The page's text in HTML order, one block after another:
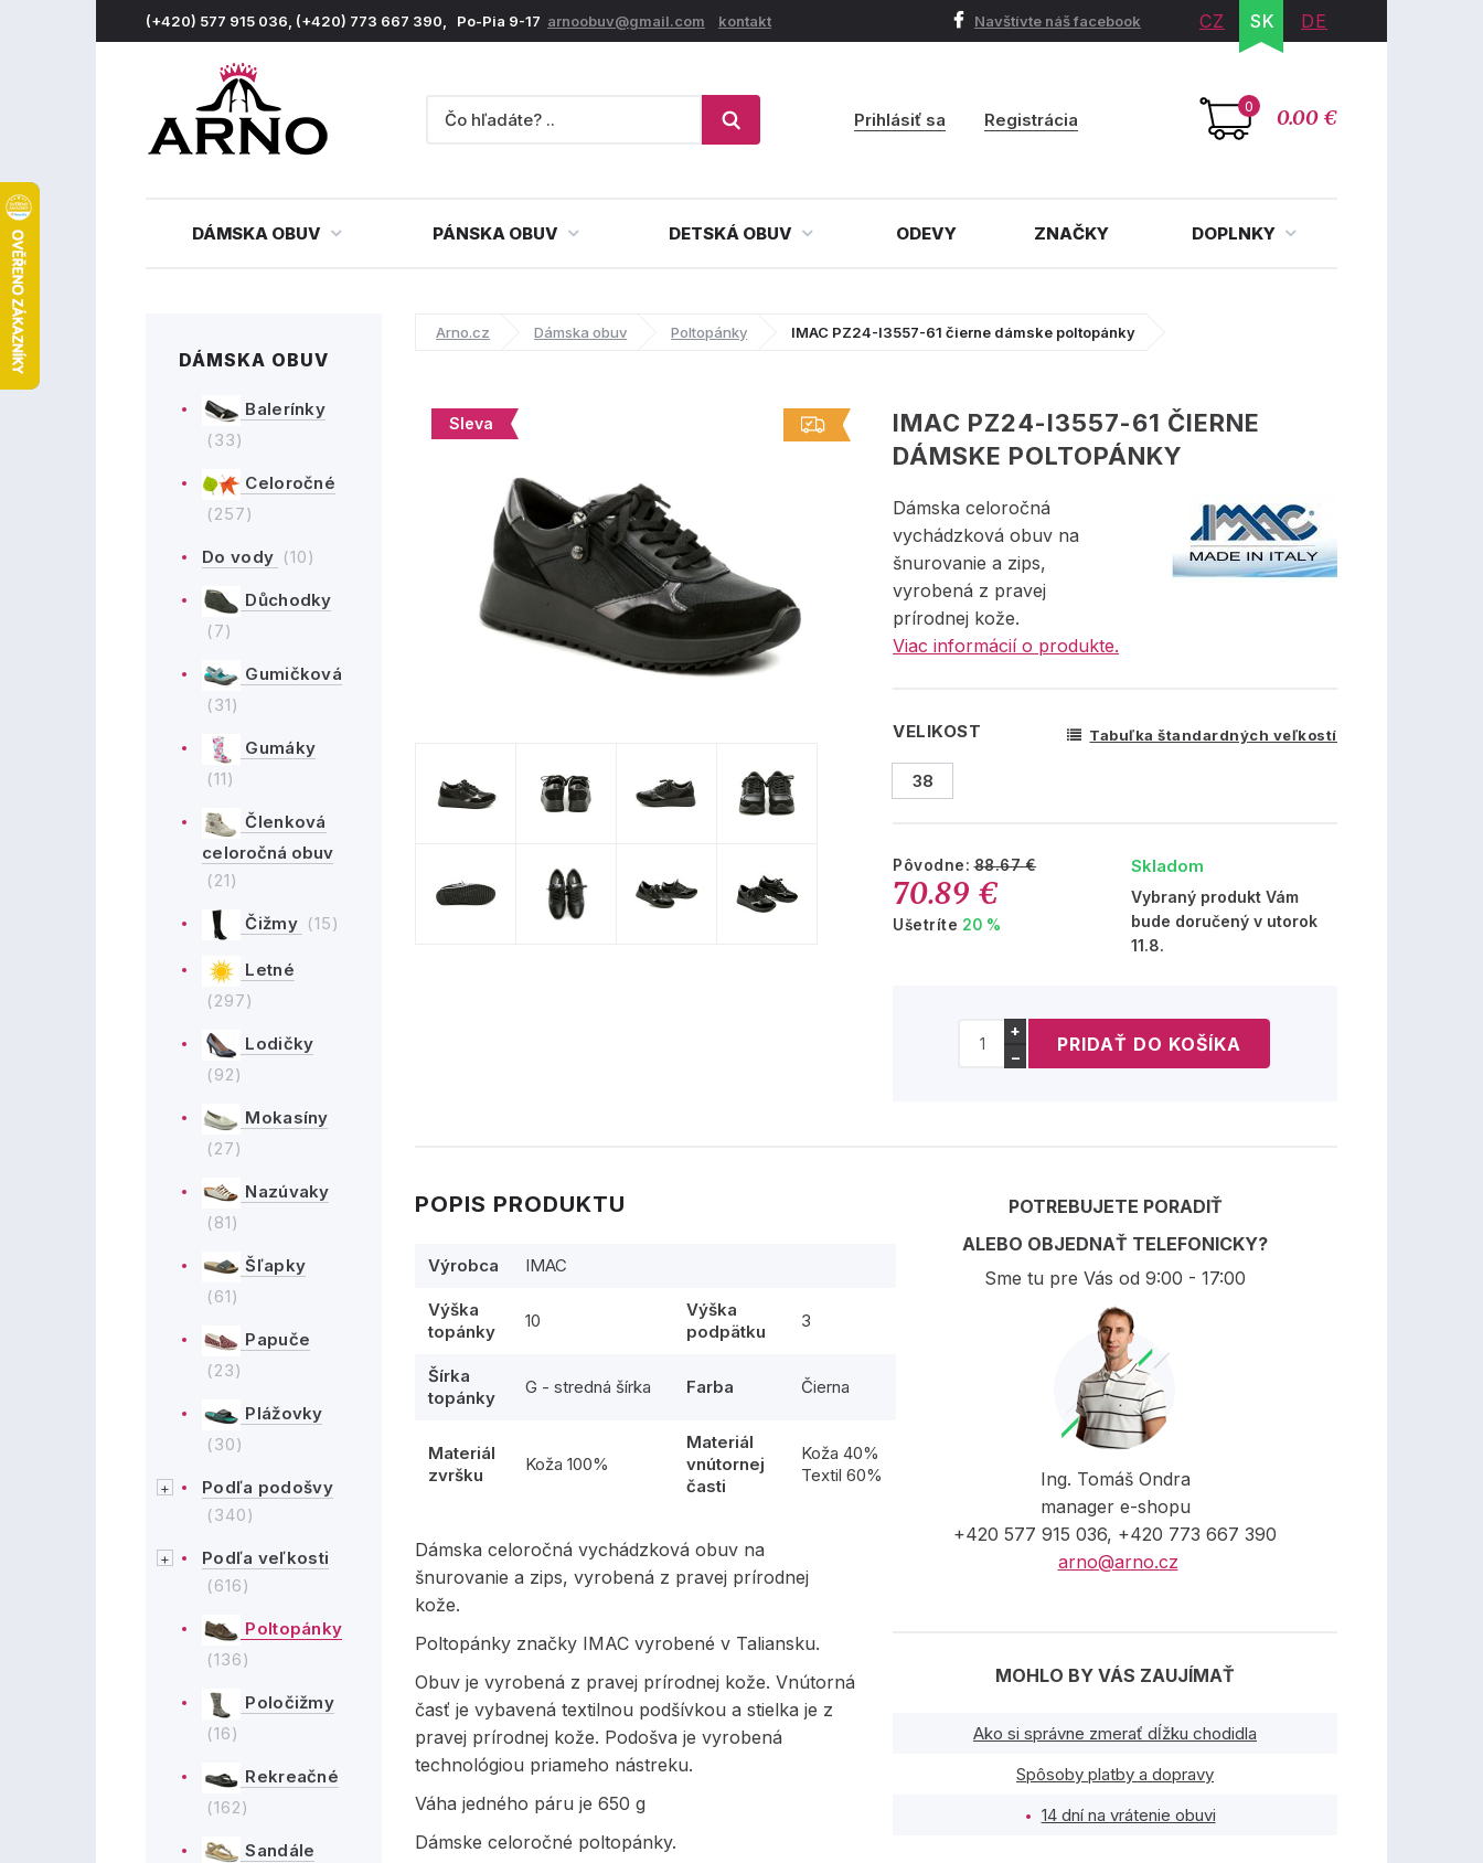
(+420) 577 915 036, (+420) 773 667 390, Po-Pia 9-17 arnoobuv@gmail.com kontakt Navštívte náš facebook CZ SK DE
0 0.00 €
Prihlásiť sa Registrácia
DÁMSKA OBUV PÁNSKA OBUV DETSKÁ OBUV ODEVY ZNAČKY DOPLNKY
DÁMSKA OBUV
Balerínky
(33)
Celoročné
(257)
Do vody (10)
Důchodky
(7)
Gumičková
(31)
Gumáky
(11)
Členková
celoročná obuv
(21)
Čižmy (15)
Letné
(297)
Lodičky
(92)
Mokasíny
(27)
Nazúvaky
(81)
Šľapky
(61)
Papuče
(23)
Plážovky
(30)
Podľa podošvy
(340)
Podľa veľkosti
(616)
Poltopánky
(136)
Poločižmy
(16)
Rekreačné
(162)
Sandále
Arno.cz Dámska obuv Poltopánky IMAC PZ24-I3557-61 čierne dámske poltopánky
Sleva
IMAC PZ24-I3557-61 ČIERNE
DÁMSKE POLTOPÁNKY
Dámska celoročná
vychádzková obuv na
šnurovanie a zips,
vyrobená z pravej
prírodnej kože.
Viac informácií o produkte.
VELIKOST Tabuľka štandardných veľkostí
38
Pôvodne:88.67 €
70.89 €
Ušetríte 20 %
Skladom
Vybraný produkt Vám
bude doručený v utorok
11.8.
+
−
POPIS PRODUKTU
Výrobca IMAC
Výška
topánky
10
Výška
podpätku
3
Šírka
topánky
G - stredná šírka Farba Čierna
Materiál
zvršku
Koža 100%
Materiál
vnútornej
časti
Koža 40%
Textil 60%
Dámska celoročná vychádzková obuv na
šnurovanie a zips, vyrobená z pravej prírodnej
kože.
Poltopánky značky IMAC vyrobené v Taliansku.
Obuv je vyrobená z pravej prírodnej kože. Vnútorná
časť je vybavená textilnou podšívkou a stielka je z
pravej prírodnej kože. Podošva je vyrobená
technológiou priameho nástreku.
Váha jedného páru je 650 g
Dámske celoročné poltopánky.
POTREBUJETE PORADIŤ
ALEBO OBJEDNAŤ TELEFONICKY?
Sme tu pre Vás od 9:00 - 17:00
Ing. Tomáš Ondra
manager e-shopu
+420 577 915 036, +420 773 667 390
arno@arno.cz
MOHLO BY VÁS ZAUJÍMAŤ
Ako si správne zmerať dĺžku chodidla
Spôsoby platby a dopravy
14 dní na vrátenie obuvi